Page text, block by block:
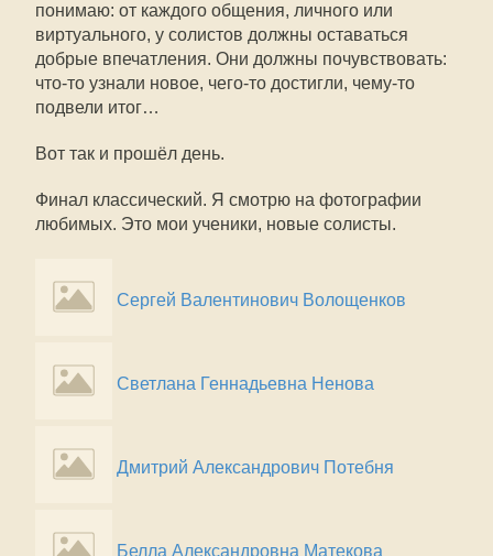
понимаю: от каждого общения, личного или
виртуального, у солистов должны оставаться
добрые впечатления. Они должны почувствовать:
что-то узнали новое, чего-то достигли, чему-то
подвели итог…
Вот так и прошёл день.
Финал классический. Я смотрю на фотографии
любимых. Это мои ученики, новые солисты.
Сергей Валентинович Волощенков
Светлана Геннадьевна Ненова
Дмитрий Александрович Потебня
Белла Александровна Матекова